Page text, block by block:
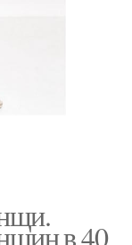
в 40